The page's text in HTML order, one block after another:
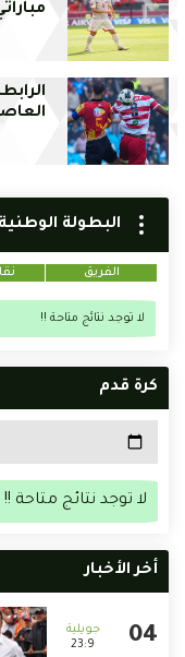
البطولة
الفريق
لا توجد نتائج متاحة !!
كرة قدم
لا توجد نتائج متاحة !!
أخر الأخبار
23:9